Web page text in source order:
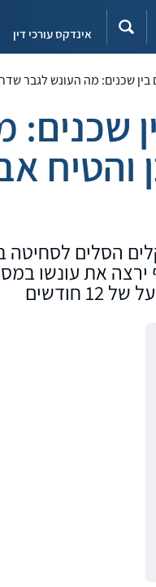
אינדקס עורכי דין
בין שכנים: מה העונש לגבר
בין שכנים על חוב של 4,000
את עונשו